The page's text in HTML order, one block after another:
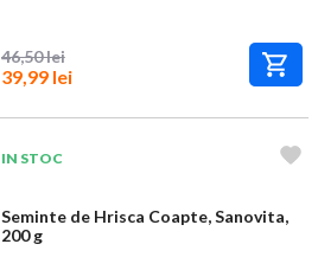
46,50 lei
39,99 lei
IN STOC
Seminte de Hrisca Coapte, Sanovita,
200 g